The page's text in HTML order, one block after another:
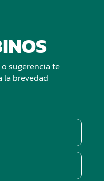
sugerencia te
la brevedad